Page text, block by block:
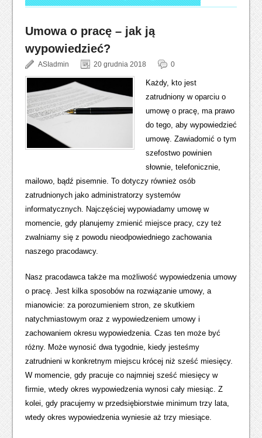
Umowa o pracę – jak ją
wypowiedzieć?
ASIadmin 20 grudnia 2018 0
Każdy, kto jest
zatrudniony w oparciu o
umowę o pracę, ma prawo
do tego, aby wypowiedzieć
umowę. Zawiadomić o tym
szefostwo powinien
słownie, telefonicznie,
mailowo, bądź pisemnie. To dotyczy również osób
zatrudnionych jako administratorzy systemów
informatycznych. Najczęściej wypowiadamy umowę w
momencie, gdy planujemy zmienić miejsce pracy, czy też
zwalniamy się z powodu nieodpowiedniego zachowania
naszego pracodawcy.
Nasz pracodawca także ma możliwość wypowiedzenia umowy
o pracę. Jest kilka sposobów na rozwiązanie umowy, a
mianowicie: za porozumieniem stron, ze skutkiem
natychmiastowym oraz z wypowiedzeniem umowy i
zachowaniem okresu wypowiedzenia. Czas ten może być
różny. Może wynosić dwa tygodnie, kiedy jesteśmy
zatrudnieni w konkretnym miejscu krócej niż sześć miesięcy.
W momencie, gdy pracuje co najmniej sześć miesięcy w
firmie, wtedy okres wypowiedzenia wynosi cały miesiąc. Z
kolei, gdy pracujemy w przedsiębiorstwie minimum trzy lata,
wtedy okres wypowiedzenia wyniesie aż trzy miesiące.